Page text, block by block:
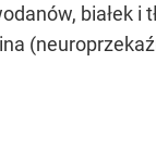
białek